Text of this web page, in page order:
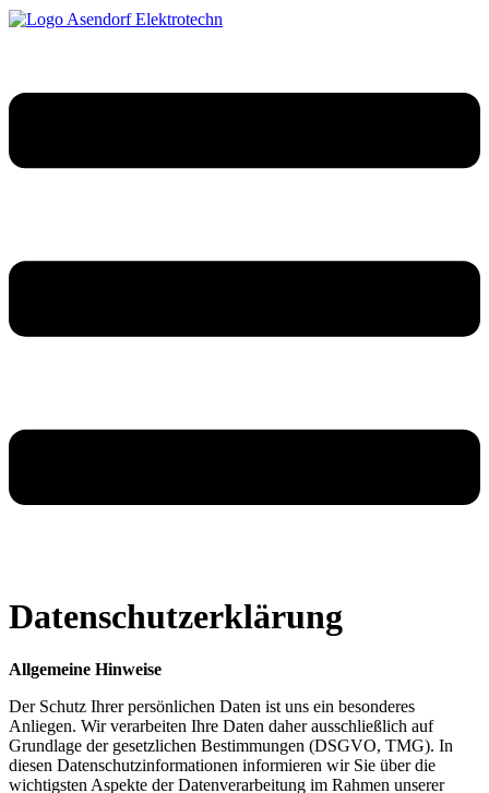
Datenschutz­erklärung
Allgemeine Hinweise
Der Schutz Ihrer persönlichen Daten ist uns ein besonderes
Anliegen. Wir verarbeiten Ihre Daten daher ausschließlich auf
Grundlage der gesetzlichen Bestimmungen (DSGVO, TMG). In
diesen Datenschutzinformationen informieren wir Sie über die
wichtigsten Aspekte der Datenverarbeitung im Rahmen unserer